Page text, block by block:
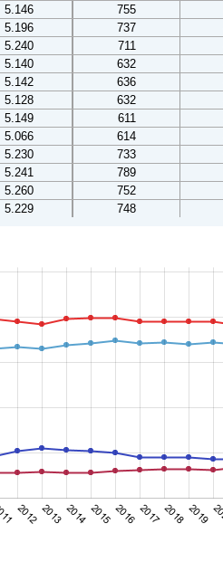
5.146 755
5.196 737
5.240 711
5.140 632
5.142 636
5.128 632
5.149 611
5.066 614
5.230 733
5.241 789
5.260 752
5.229 748